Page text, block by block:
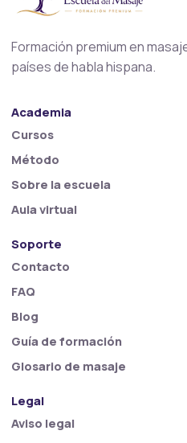
Formación premium en
países de habla hispana.
Academia
Cursos
Método
Sobre la escuela
Aula virtual
Soporte
Contacto
FAQ
Blog
Guía de formación
Glosario de masaje
Legal
Aviso legal